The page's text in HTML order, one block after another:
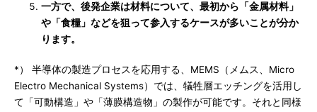
一方で、後発企業は材料について、最初から「金属材料」
や「食糧」などを狙って参入するケースが多いことが分か
ります。
*） 半導体の製造プロセスを応用する、MEMS（メムス、Micro
Electro Mechanical Systems）では、犠牲層エッチングを活用し
て「可動構造」や「薄膜構造物」の製作が可能です。それと同様